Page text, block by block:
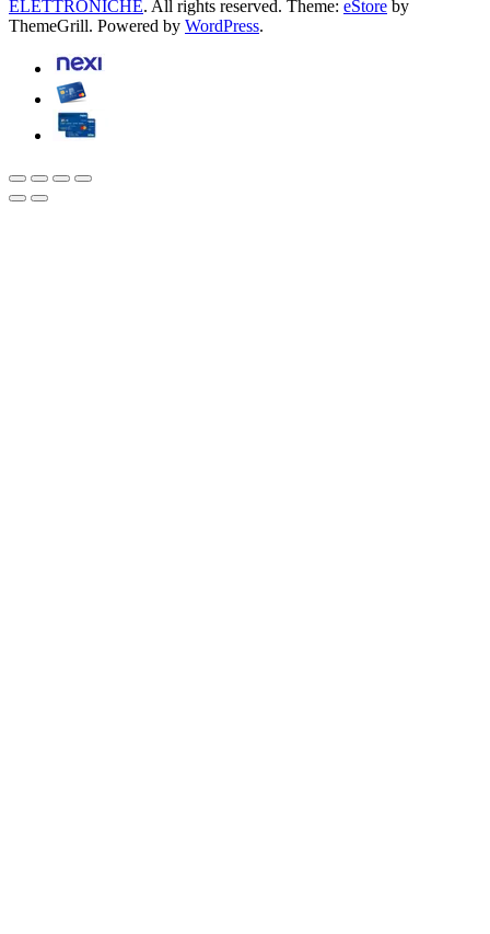
ELETTRONICHE. All rights reserved. Theme: eStore by
ThemeGrill. Powered by WordPress.